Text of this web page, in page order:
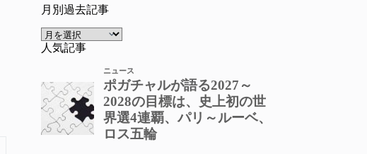
月別過去記事
ア
ー
ブ
人気記事